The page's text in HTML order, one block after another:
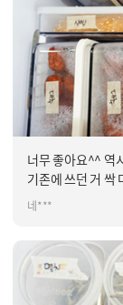
너무 좋아요^^ 역
기존에 쓰던 거 싹
큼만 구매했어요.
네***